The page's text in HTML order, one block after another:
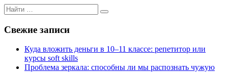
Поиск
для:
Поиск
Свежие записи
Куда вложить деньги в 10–11 классе: репетитор или
курсы soft skills
Проблема зеркала: способны ли мы распознать чужую